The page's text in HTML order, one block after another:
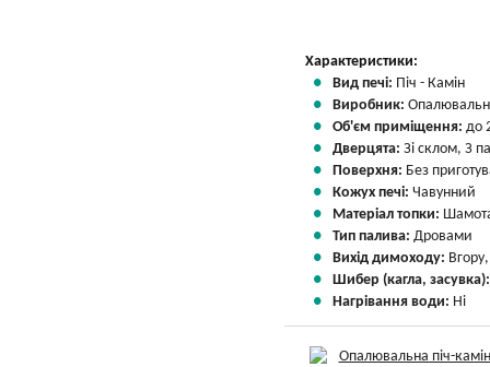
Характеристики:
Вид печі: Піч - Камін
Виробник:
Об'єм приміщення: до
Дверцята: Зі склом, З
Поверхня: Без
Кожух печі: Чавунний
Матеріал топки:
Тип палива: Дровами
Вихід димоходу:
Шибер (кагла,
Нагрівання води: Ні